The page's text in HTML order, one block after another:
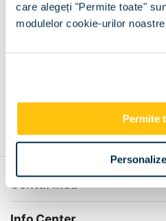
care alegeți "Permite toate"
modulelor cookie-urilor
Permite
Plata la livrare sau in magazin
Grantie de producator 24 luni
+
Contul meu